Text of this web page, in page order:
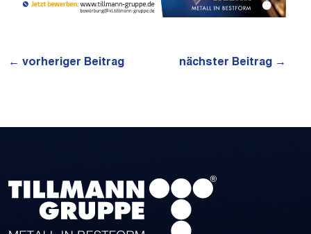
← vorheriger Beitrag nächster Beitrag →